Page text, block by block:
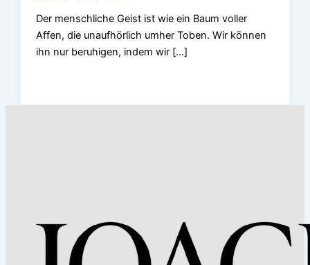
Der menschliche Geist ist wie ein Baum voller
Affen, die unaufhörlich umher Toben. Wir können
ihn nur beruhigen, indem wir […]